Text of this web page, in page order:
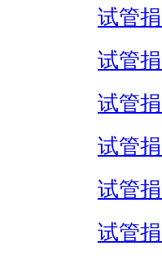
试管
试管
试管
试管
试管
试管